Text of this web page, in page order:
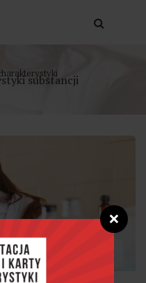
substancji
❌